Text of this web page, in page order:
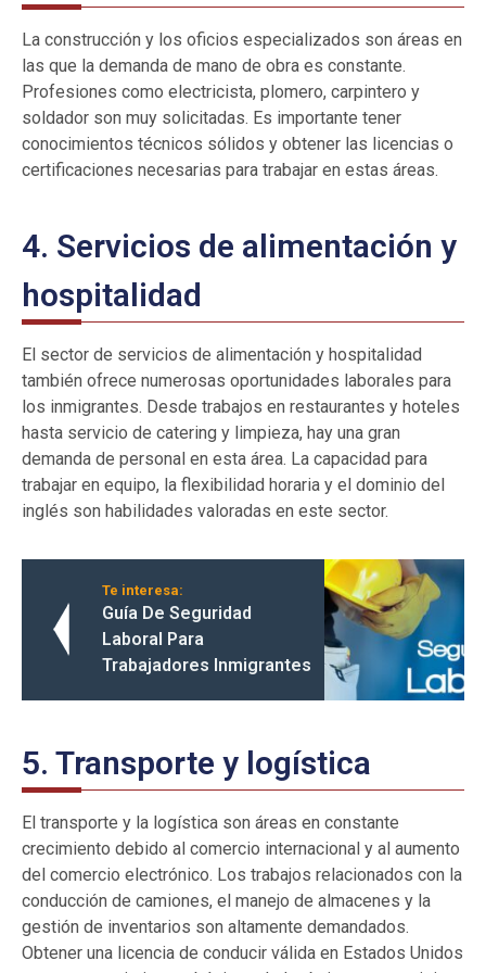
La construcción y los oficios especializados son áreas en
las que la demanda de mano de obra es constante.
Profesiones como electricista, plomero, carpintero y
soldador son muy solicitadas. Es importante tener
conocimientos técnicos sólidos y obtener las licencias o
certificaciones necesarias para trabajar en estas áreas.
4. Servicios de alimentación y
hospitalidad
El sector de servicios de alimentación y hospitalidad
también ofrece numerosas oportunidades laborales para
los inmigrantes. Desde trabajos en restaurantes y hoteles
hasta servicio de catering y limpieza, hay una gran
demanda de personal en esta área. La capacidad para
trabajar en equipo, la flexibilidad horaria y el dominio del
inglés son habilidades valoradas en este sector.
Te interesa:
Guía De Seguridad
Laboral Para
Trabajadores Inmigrantes
5. Transporte y logística
El transporte y la logística son áreas en constante
crecimiento debido al comercio internacional y al aumento
del comercio electrónico. Los trabajos relacionados con la
conducción de camiones, el manejo de almacenes y la
gestión de inventarios son altamente demandados.
Obtener una licencia de conducir válida en Estados Unidos